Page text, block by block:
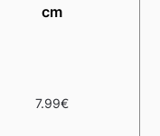
cm
7.99€